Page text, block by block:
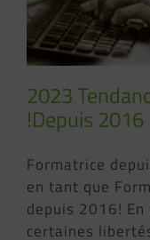
2023
!Depuis 2016
Formatrice
en tant que
depuis 2016!
certaines